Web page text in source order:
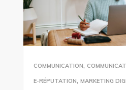
COMMUNICATION,
E-RÉPUTATION, MARKETING